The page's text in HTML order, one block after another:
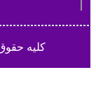
کلیه حقوق